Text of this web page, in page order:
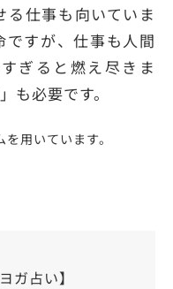
仕事も向いていま
ですが、仕事も人間
ぎると燃え尽きま
も必要です。
用いています。
ガ占い】